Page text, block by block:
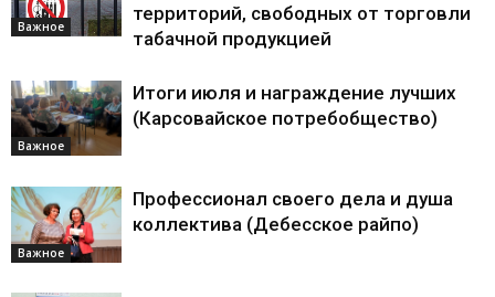
Важное
территорий, свободных от торговли
табачной продукцией
Важное
Итоги июля и награждение лучших
(Карсовайское потребобщество)
Важное
Профессионал своего дела и душа
коллектива (Дебесское райпо)